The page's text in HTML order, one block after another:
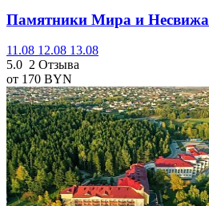
Памятники Мира и Несвижа
11.08 12.08 13.08
5.0 2 Отзыва
от 170 BYN